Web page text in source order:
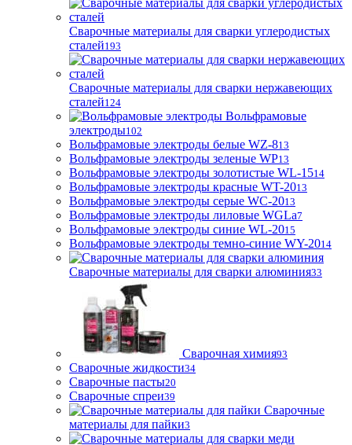
Сварочные материалы для сварки углеродистых
сталей193
Сварочные материалы для сварки нержавеющих
сталей124
Вольфрамовые
электроды102
Вольфрамовые электроды белые WZ-813
Вольфрамовые электроды зеленые WP13
Вольфрамовые электроды золотистые WL-1514
Вольфрамовые электроды красные WT-2013
Вольфрамовые электроды серые WC-2013
Вольфрамовые электроды лиловые WGLa7
Вольфрамовые электроды синие WL-2015
Вольфрамовые электроды темно-синие WY-2014
Сварочные материалы для сварки алюминия33
Сварочная химия93
Сварочные жидкости34
Сварочные пасты20
Сварочные спреи39
Сварочные
материалы для пайки3